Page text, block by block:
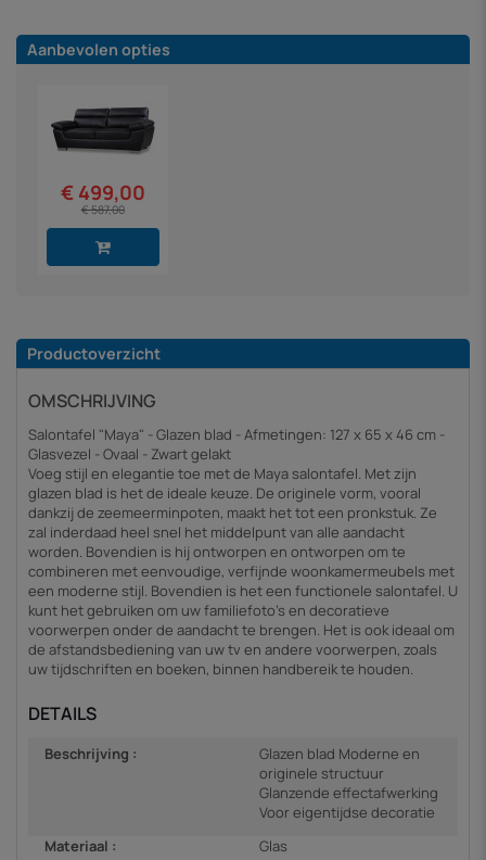
Aanbevolen opties
€ 499,00
€ 587,00
Productoverzicht
OMSCHRIJVING
Salontafel "Maya" - Glazen blad - Afmetingen: 127 x 65 x 46 cm -
Glasvezel - Ovaal - Zwart gelakt
Voeg stijl en elegantie toe met de Maya salontafel. Met zijn
glazen blad is het de ideale keuze. De originele vorm, vooral
dankzij de zeemeerminpoten, maakt het tot een pronkstuk. Ze
zal inderdaad heel snel het middelpunt van alle aandacht
worden. Bovendien is hij ontworpen en ontworpen om te
combineren met eenvoudige, verfijnde woonkamermeubels met
een moderne stijl. Bovendien is het een functionele salontafel. U
kunt het gebruiken om uw familiefoto's en decoratieve
voorwerpen onder de aandacht te brengen. Het is ook ideaal om
de afstandsbediening van uw tv en andere voorwerpen, zoals
uw tijdschriften en boeken, binnen handbereik te houden.
DETAILS
Beschrijving :
Glazen blad Moderne en
originele structuur
Glanzende effectafwerking
Voor eigentijdse decoratie
Materiaal :
Glas